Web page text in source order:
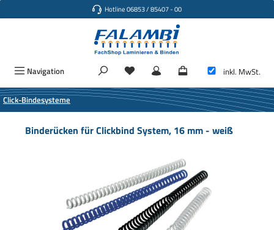
Hotline 06853 / 85407 - 00
Navigation inkl. MwSt.
Click-Bindesysteme
Binderücken für Clickbind System, 16 mm - weiß